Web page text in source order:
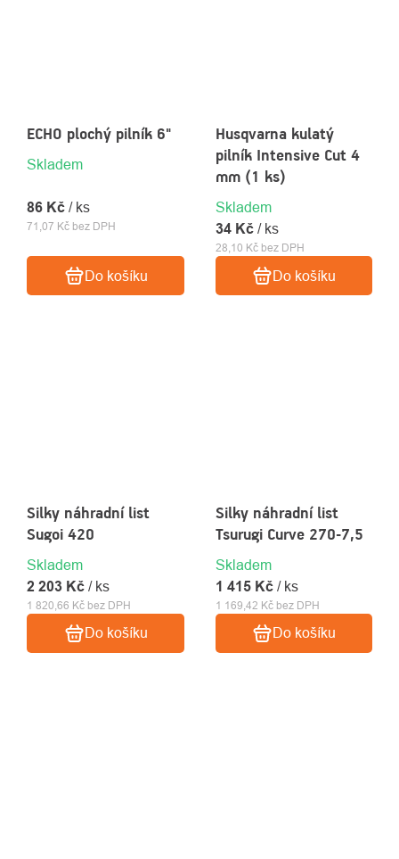
ECHO plochý pilník 6"
Skladem
71,07 Kč bez DPH
86 Kč / ks
Do košíku
Husqvarna kulatý
pilník Intensive Cut 4
mm (1 ks)
Skladem
28,10 Kč bez DPH
34 Kč / ks
Do košíku
Silky náhradní list
Sugoi 420
Skladem
1 820,66 Kč bez DPH
2 203 Kč / ks
Do košíku
Silky náhradní list
Tsurugi Curve 270-7,5
Skladem
1 169,42 Kč bez DPH
1 415 Kč / ks
Do košíku